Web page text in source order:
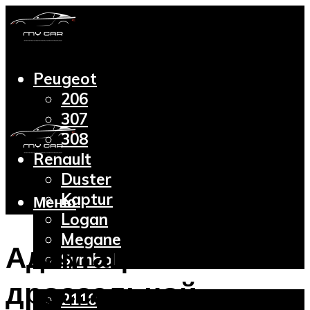
Peugeot
206
307
308
Renault
Duster
Kaptur
Logan
Megane
Symbol
Lada
2110
Меню
Адаптация
дроссельной